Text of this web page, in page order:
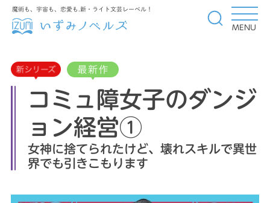
MENU
魔術も、宇宙も、恋愛も.新・ライト文芸レーベル！
コミュ障女子のダンジ
ョン経営①
女神に捨てられたけど、壊れスキルで異世
界でも引きこもります